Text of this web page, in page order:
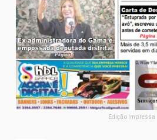
Edição Impressa